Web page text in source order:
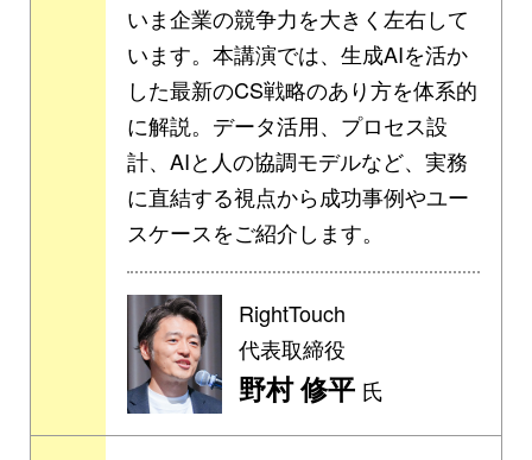
いま企業の競争力を大きく左右して
います。本講演では、生成AIを活か
した最新のCS戦略のあり方を体系的
に解説。データ活用、プロセス設
計、AIと人の協調モデルなど、実務
に直結する視点から成功事例やユー
スケースをご紹介します。
RightTouch
代表取締役
野村 修平 氏